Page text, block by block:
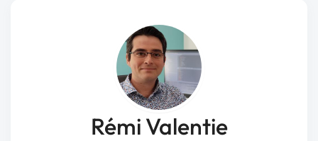
Rémi Valentie